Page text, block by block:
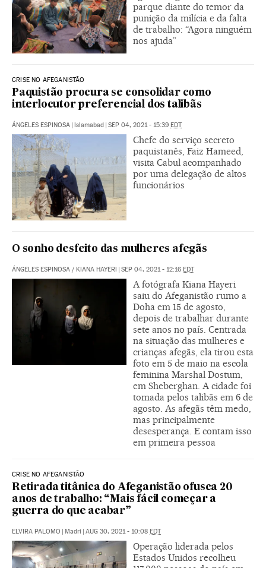
parque diante do temor da
punição da milícia e da falta
de trabalho: “Agora ninguém
nos ajuda”
CRISE NO AFEGANISTÃO
Paquistão procura se consolidar como
interlocutor preferencial dos talibãs
ÁNGELES ESPINOSA | Islamabad | SEP 04, 2021 - 15:39 EDT
Chefe do serviço secreto
paquistanês, Faiz Hameed,
visita Cabul acompanhado
por uma delegação de altos
funcionários
O sonho desfeito das mulheres afegãs
ÁNGELES ESPINOSA / KIANA HAYERI | SEP 04, 2021 - 12:16 EDT
A fotógrafa Kiana Hayeri
saiu do Afeganistão rumo a
Doha em 15 de agosto,
depois de trabalhar durante
sete anos no país. Centrada
na situação das mulheres e
crianças afegãs, ela tirou esta
foto em 5 de maio na escola
feminina Marshal Dostum,
em Sheberghan. A cidade foi
tomada pelos talibãs em 6 de
agosto. As afegãs têm medo,
mas principalmente
desesperança. E contam isso
em primeira pessoa
CRISE NO AFEGANISTÃO
Retirada titânica do Afeganistão ofusca 20
anos de trabalho: “Mais fácil começar a
guerra do que acabar”
ELVIRA PALOMO | Madri | AUG 30, 2021 - 10:08 EDT
Operação liderada pelos
Estados Unidos recolheu